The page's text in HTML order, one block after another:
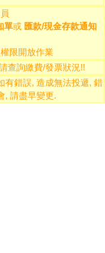
單或 匯款/現金存款通知
限開放作業
查詢繳費/發票狀況!!
有錯誤, 造成無法投遞, 錯
, 請盡早變更.